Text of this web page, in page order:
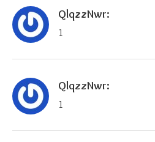
QlqzzNwr:
1
QlqzzNwr:
1